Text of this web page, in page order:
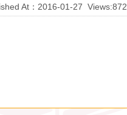
At：2016-01-27 Views:872